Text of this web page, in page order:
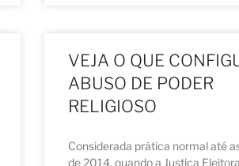
VEJA O QUE
ABUSO DE PODER
RELIGIOSO
Considerada prática normal até
de 2014, quando a Justiça